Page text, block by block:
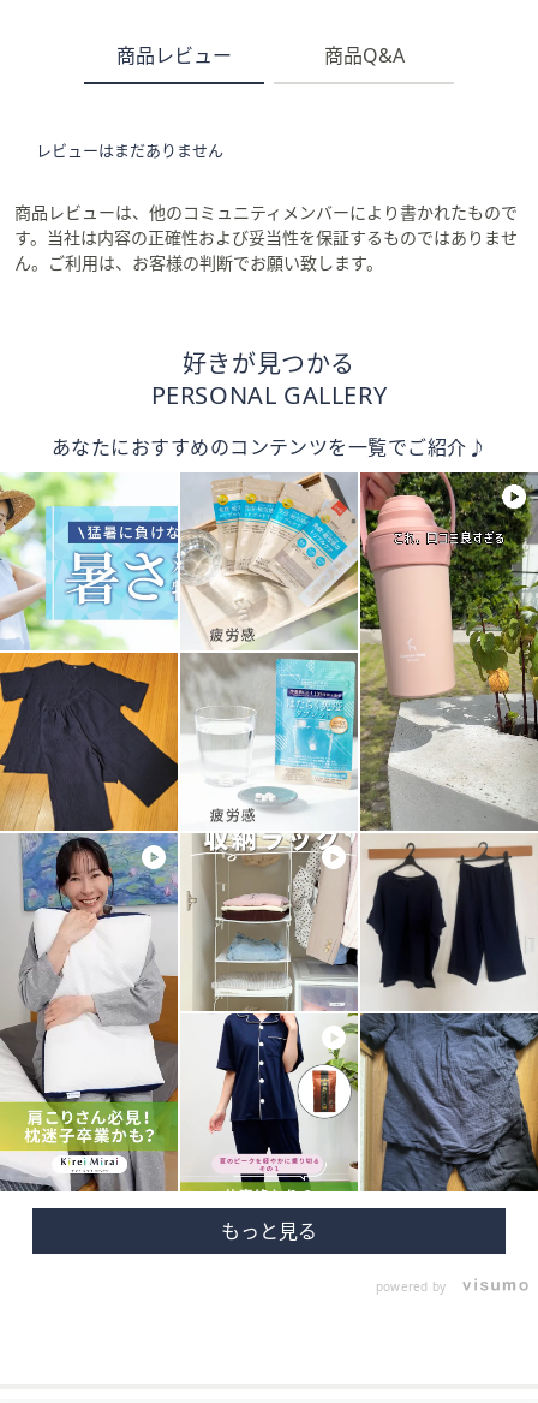
商品レビュー 商品Q&A
レビューはまだありません
商品レビューは、他のコミュニティメンバーにより書かれたもので
す。当社は内容の正確性および妥当性を保証するものではありませ
ん。ご利用は、お客様の判断でお願い致します。
好きが見つかる
PERSONAL GALLERY
あなたにおすすめのコンテンツを一覧でご紹介♪
powered by